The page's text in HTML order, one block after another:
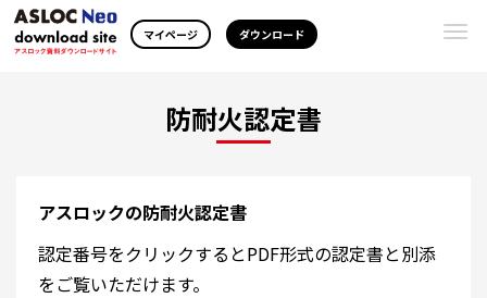
マイページ ダウンロード
防耐火認定書
アスロックの防耐火認定書
認定番号をクリックするとPDF形式の認定書と別添
をご覧いただけます。